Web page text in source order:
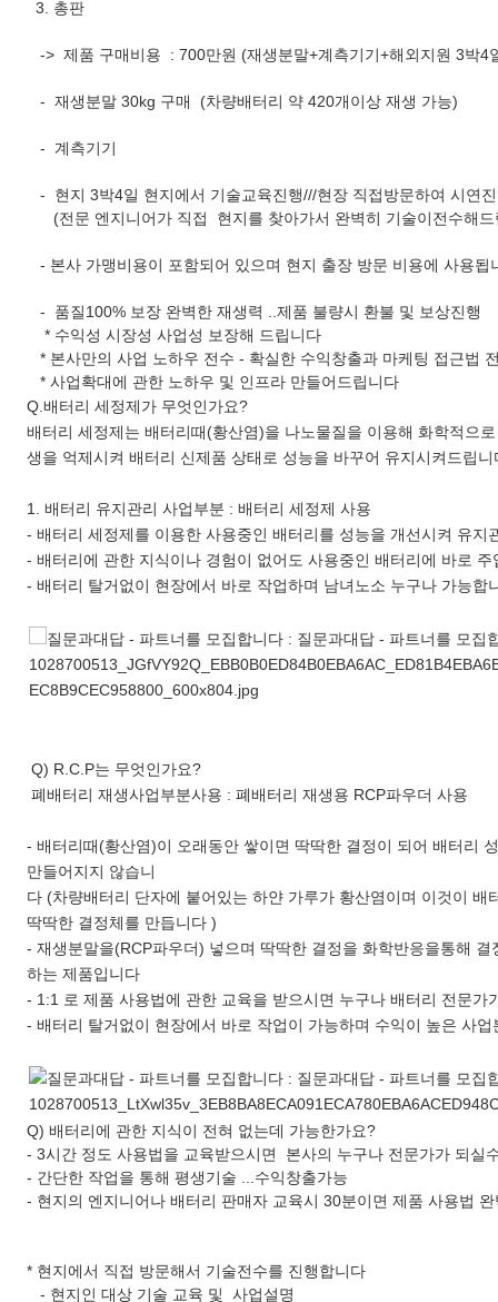
3. 총판
-> 제품 구매비용 : 700만원 (재생분말+계측기기+해외지원 3박4
- 재생분말 30kg 구매 (차량배터리 약 420개이상 재생 가능)
- 계측기기
- 현지 3박4일 현지에서 기술교육진행///현장 직접방문하여 시연
(전문 엔지니어가 직접 현지를 찾아가서 완벽히 기술이전수해
- 본사 가맹비용이 포함되어 있으며 현지 출장 방문 비용에 사용됩
- 품질100% 보장 완벽한 재생력 ..제품 불량시 환불 및 보상진행
* 수익성 시장성 사업성 보장해 드립니다
* 본사만의 사업 노하우 전수 - 확실한 수익창출과 마케팅 접근법
* 사업확대에 관한 노하우 및 인프라 만들어드립니다
Q.배터리 세정제가 무엇인가요?
배터리 세정제는 배터리때(황산염)을 나노물질을 이용해 화학적으
생을 억제시켜 배터리 신제품 상태로 성능을 바꾸어 유지시켜드립니
1. 배터리 유지관리 사업부분 : 배터리 세정제 사용
- 배터리 세정제를 이용한 사용중인 배터리를 성능을 개선시켜 유지
- 배터리에 관한 지식이나 경험이 없어도 사용중인 배터리에 바로 주
- 배터리 탈거없이 현장에서 바로 작업하며 남녀노소 누구나 가능합
Q) R.C.P는 무엇인가요?
폐배터리 재생사업부분사용 : 폐배터리 재생용 RCP파우더 사용
- 배터리때(황산염)이 오래동안 쌓이면 딱딱한 결정이 되어 배터리
만들어지지 않습니
다 (차량배터리 단자에 붙어있는 하얀 가루가 황산염이며 이것이 배
딱딱한 결정체를 만듭니다 )
- 재생분말을(RCP파우더) 넣으며 딱딱한 결정을 화학반응을통해
하는 제품입니다
- 1:1 로 제품 사용법에 관한 교육을 받으시면 누구나 배터리 전문가
- 배터리 탈거없이 현장에서 바로 작업이 가능하며 수익이 높은 사업
Q) 배터리에 관한 지식이 전혀 없는데 가능한가요?
- 3시간 정도 사용법을 교육받으시면 본사의 누구나 전문가가 되실
- 간단한 작업을 통해 평생기술 ...수익창출가능
- 현지의 엔지니어나 배터리 판매자 교육시 30분이면 제품 사용법
* 현지에서 직접 방문해서 기술전수를 진행합니다
- 현지인 대상 기술 교육 및 사업설명